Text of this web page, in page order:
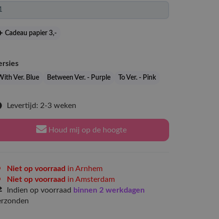
Cadeau papier 3,-
Ver. Blue Between Ver. - Purple To Ver. - Pink
Levertijd: 2-3 weken
Houd mij op de hoogte
Niet op voorraad in Arnhem
Niet op voorraad in Amsterdam
Indien op voorraad binnen 2 werkdagen